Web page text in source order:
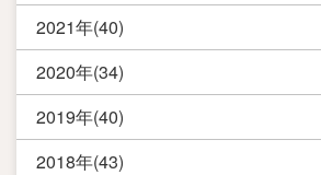
2021年(40)
2020年(34)
2019年(40)
2018年(43)